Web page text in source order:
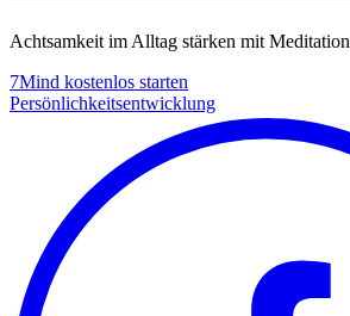
Achtsamkeit im Alltag stärken mit Meditation
7Mind kostenlos starten
Persönlichkeitsentwicklung